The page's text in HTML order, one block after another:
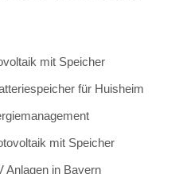
mit Speicher
für Huisheim
mit Speicher
Anlagen in Bayern